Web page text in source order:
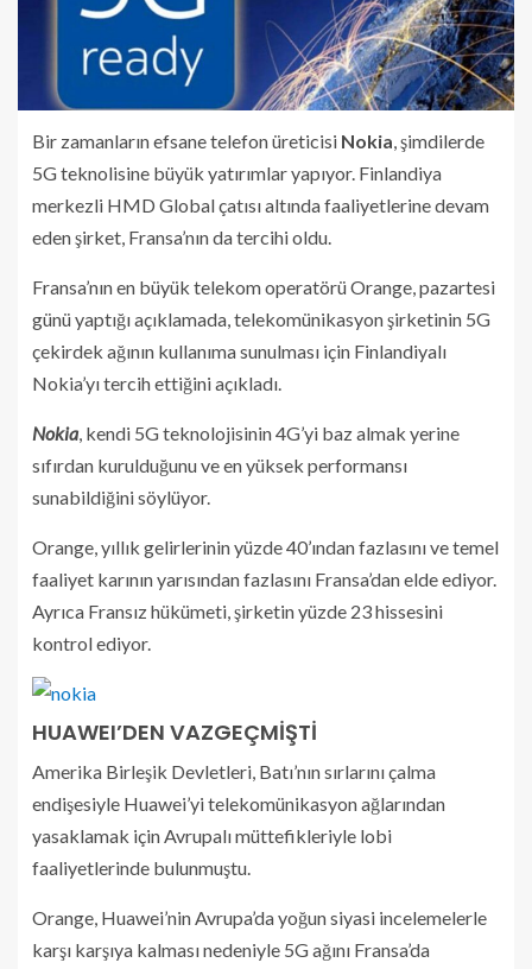
Bir zamanların efsane telefon üreticisi Nokia, şimdilerde
5G teknolisine büyük yatırımlar yapıyor. Finlandiya
merkezli HMD Global çatısı altında faaliyetlerine devam
eden şirket, Fransa’nın da tercihi oldu.
Fransa’nın en büyük telekom operatörü Orange, pazartesi
günü yaptığı açıklamada, telekomünikasyon şirketinin 5G
çekirdek ağının kullanıma sunulması için Finlandiyalı
Nokia’yı tercih ettiğini açıkladı.
Nokia, kendi 5G teknolojisinin 4G’yi baz almak yerine
sıfırdan kurulduğunu ve en yüksek performansı
sunabildiğini söylüyor.
Orange, yıllık gelirlerinin yüzde 40’ından fazlasını ve temel
faaliyet karının yarısından fazlasını Fransa’dan elde ediyor.
Ayrıca Fransız hükümeti, şirketin yüzde 23 hissesini
kontrol ediyor.
HUAWEI’DEN VAZGEÇMİŞTİ
Amerika Birleşik Devletleri, Batı’nın sırlarını çalma
endişesiyle Huawei’yi telekomünikasyon ağlarından
yasaklamak için Avrupalı ​​müttefikleriyle lobi
faaliyetlerinde bulunmuştu.
Orange, Huawei’nin Avrupa’da yoğun siyasi incelemelerle
karşı karşıya kalması nedeniyle 5G ağını Fransa’da